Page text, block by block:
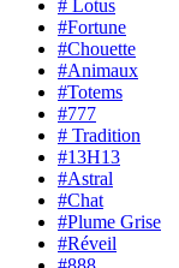
# Lotus
#Fortune
#Chouette
#Animaux
#Totems
#777
# Tradition
#13H13
#Astral
#Chat
#Plume Grise
#Réveil